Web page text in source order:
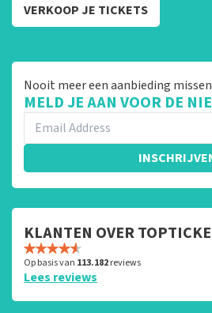
VERKOOP JE TICKETS
Nooit meer een aanbieding
MELD JE AAN VOOR DE
KLANTEN OVER
Op basis van 113.182reviews
Lees reviews